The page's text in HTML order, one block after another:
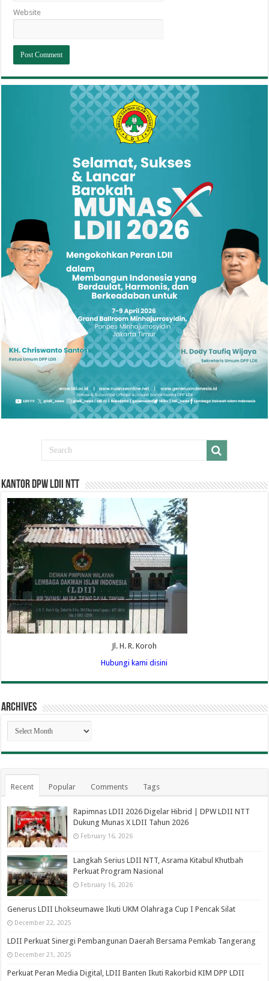
Website
Kantor DPW LDII NTT
Jl. H. R. Koroh
Hubungi kami disini
Archives
Archives
Recent Popular Comments Tags
Rapimnas LDII 2026 Digelar Hibrid | DPW LDII NTT
Dukung Munas X LDII Tahun 2026
February 16, 2026
Langkah Serius LDII NTT, Asrama Kitabul Khutbah
Perkuat Program Nasional
February 16, 2026
Generus LDII Lhokseumawe Ikuti UKM Olahraga Cup I Pencak Silat
December 22, 2025
LDII Perkuat Sinergi Pembangunan Daerah Bersama Pemkab Tangerang
December 21, 2025
Perkuat Peran Media Digital, LDII Banten Ikuti Rakorbid KIM DPP LDII